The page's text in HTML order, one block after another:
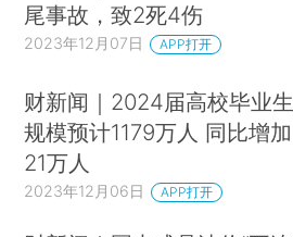
尾事故，致2死4伤
2023年12月07日 APP打开
财新闻｜2024届高校毕业生
规模预计1179万人 同比增加
21万人
2023年12月06日 APP打开